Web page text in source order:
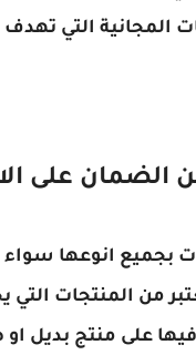
المجانية التي
الضمان على
بجميع انوعها سواء
من المنتجات
على منتج بديل